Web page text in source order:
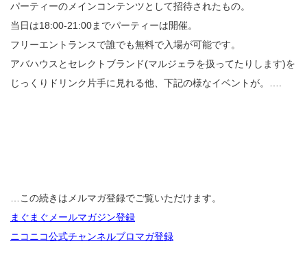
パーティーのメインコンテンツとして招待されたもの。
当日は18:00-21:00までパーティーは開催。
フリーエントランスで誰でも無料で入場が可能です。
アバハウスとセレクトブランド(マルジェラを扱ってたりします)を
じっくりドリンク片手に見れる他、下記の様なイベントが。….
…この続きはメルマガ登録でご覧いただけます。
まぐまぐメールマガジン登録
ニコニコ公式チャンネルブロマガ登録